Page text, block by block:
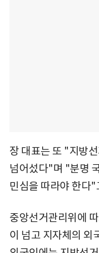
장 대표는 또 "지방
넘어섰다"며 "분명
민심을 따라야 한다"
중앙선거관리위에
이 넘고 지자체의 외